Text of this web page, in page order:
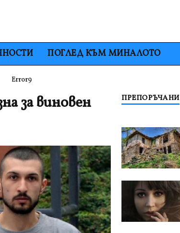
ПОГЛЕД КЪМ МИНАЛОТО
Error9
за виновен ПРЕПОРЪЧАНИ